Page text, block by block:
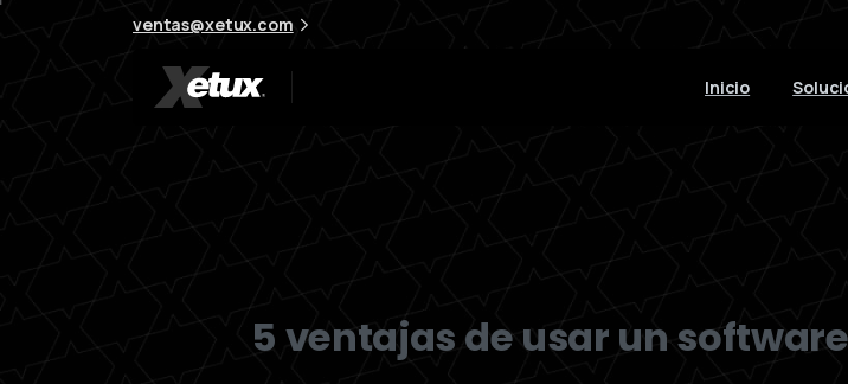
ventas@xetux.com
Inicio
5 ventajas de usar un